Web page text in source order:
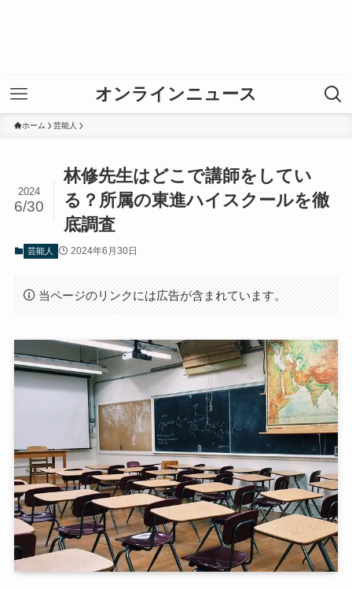
オンラインニュース
ホーム 芸能人
林修先生はどこで講師をしてい
る？所属の東進ハイスクールを徹
底調査
2024
6/30
芸能人 2024年6月30日
当ページのリンクには広告が含まれています。